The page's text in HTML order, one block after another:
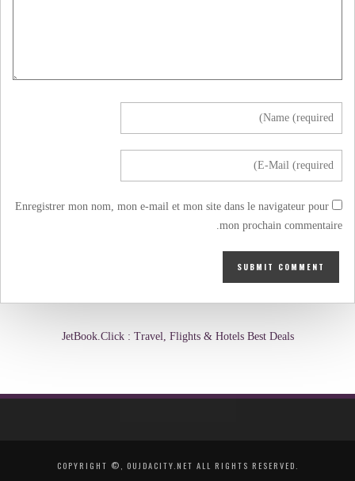
Enregistrer mon nom, mon e-mail et mon site dans le navigateur pour
mon prochain commentaire.
JetBook.Click : Travel, Flights & Hotels Best Deals
COPYRIGHT ©, OUJDACITY.NET ALL RIGHTS RESERVED.